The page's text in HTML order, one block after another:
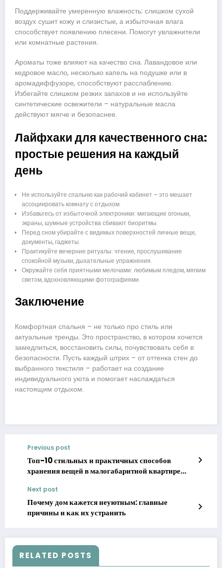
Поддерживайте умеренную влажность: слишком сухой
воздух сушит кожу и слизистые, а избыточная влага
способствует появлению плесени. Помогут увлажнители
или комнатные растения.
Ароматы тоже влияют на качество сна. Лавандовое или
кедровое масло, несколько капель на подушке или в
аромадиффузоре, способствуют расслаблению.
Избегайте слишком резких запахов и не используйте
синтетические освежители – натуральные масла
действуют мягче и безопаснее.
Лайфхаки для качественного сна:
простые решения на каждый
день
Не используйте спальню как рабочий кабинет – это мешает
ассоциировать комнату с отдыхом.
Избавьтесь от избыточной электроники: мигающие огоньки,
экраны, шумные устройства сбивают биоритмы.
Перед сном убирайте с видимых поверхностей личные вещи,
документы, гаджеты.
Практикуйте вечерние ритуалы: чтение, прослушивание
спокойной музыки, дыхательные упражнения.
Окружайте себя приятными мелочами: любимым пледом, мягким
светом, вдохновляющими фотографиями.
Заключение
Комфортная спальня – не только про стиль или
актуальные тренды. Это пространство, в котором хочется
замедлиться, восстановить силы, почувствовать себя в
безопасности. Пусть каждый штрих – от оттенка стен до
выбранного текстиля – работает на создание
индивидуального уюта и помогает наслаждаться
настоящим отдыхом.
Previous post
Топ-10 стильных и практичных способов
хранения вещей в малогабаритной квартире
Next post
Почему дом кажется неуютным: главные
причины и как их устранить
RELATED POSTS